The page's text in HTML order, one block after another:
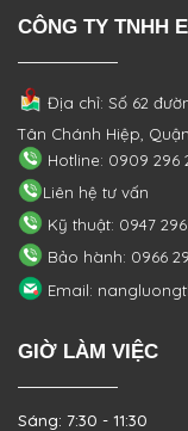
CÔNG TY TNHH
Địa chỉ: Số 62
Tân Chánh Hiệp,
Hotline: 0909 296
Liên hệ tư vấn
Kỹ thuật: 0947
Bảo hành: 0966
Email:
GIỜ LÀM VIỆC
Sáng: 7:30 - 11:30